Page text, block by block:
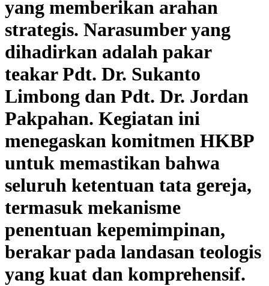
yang memberikan arahan
strategis. Narasumber yang
dihadirkan adalah pakar
teakar Pdt. Dr. Sukanto
Limbong dan Pdt. Dr. Jordan
Pakpahan. Kegiatan ini
menegaskan komitmen HKBP
untuk memastikan bahwa
seluruh ketentuan tata gereja,
termasuk mekanisme
penentuan kepemimpinan,
berakar pada landasan teologis
yang kuat dan komprehensif.